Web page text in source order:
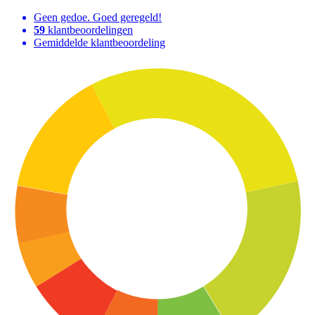
Geen gedoe. Goed geregeld!
59 klantbeoordelingen
Gemiddelde klantbeoordeling